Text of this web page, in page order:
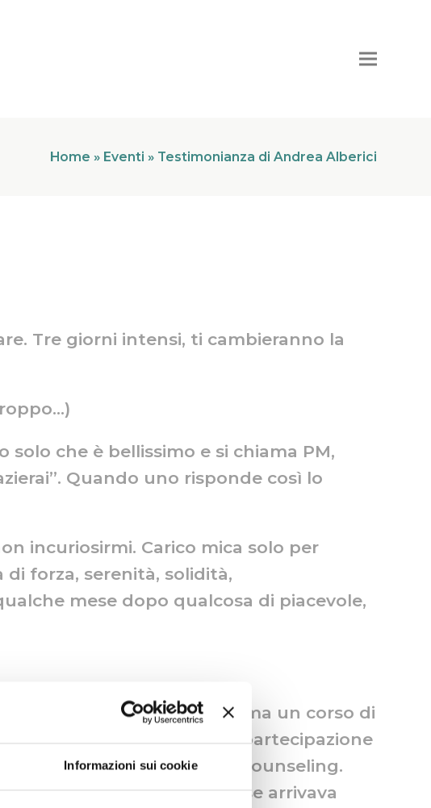
Informazioni sui cookie
Home » Eventi » Testimonianza di Andrea Alberici
Tre giorni intensi, ti cambieranno la
solo che è bellissimo e si chiama PM,
Quando uno risponde così lo
incuriosirmi. Carico mica solo per
di forza, serenità, solidità,
mese dopo qualcosa di piacevole,
con l’associazione. Prima un corso di
training autogeno, poi la partecipazione
percorso formativo, il Counseling.
Quando una volta al mese arrivava